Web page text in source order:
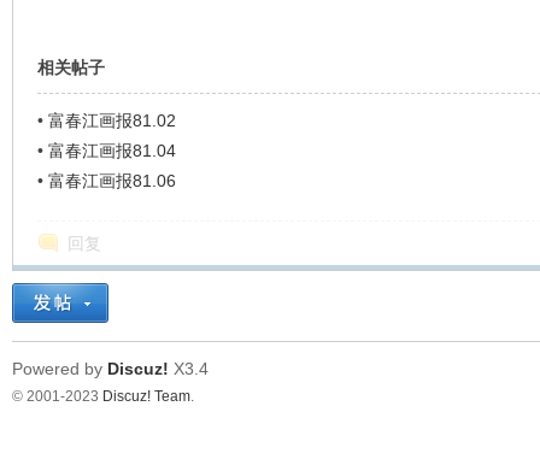
相关帖子
• 富春江画报81.02
• 富春江画报81.04
• 富春江画报81.06
回复
Powered by Discuz! X3.4
© 2001-2023 Discuz! Team.